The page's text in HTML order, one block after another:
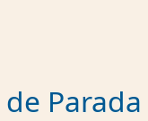
Parada